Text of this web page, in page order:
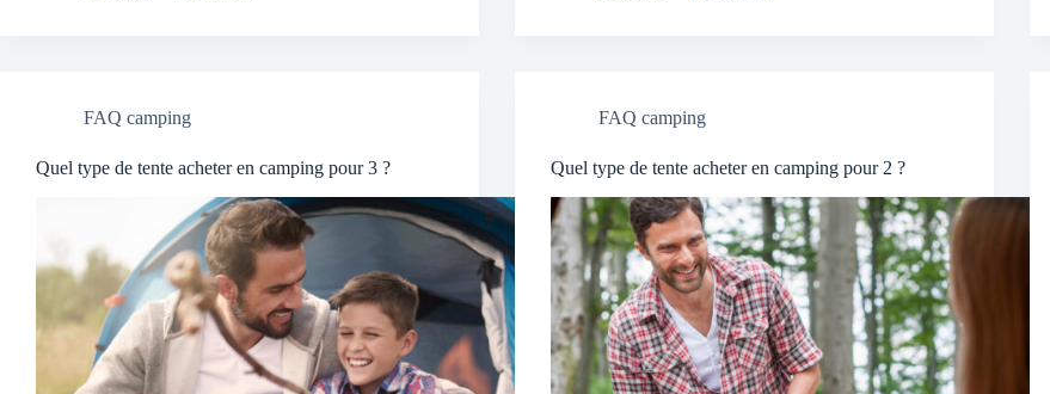
FAQ camping
Quel type de tente acheter en camping pour 3 ?
FAQ camping
Quel type de tente acheter en camping pour 2 ?